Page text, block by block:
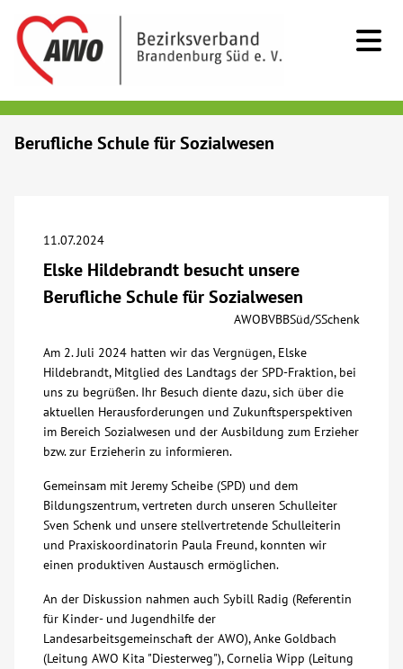
Beratung & Hilfe
Bildung
Über uns
Veranstaltungen
Spenden
Karriere
Berufliche Schule für Sozialwesen
11.07.2024
Elske Hildebrandt besucht unsere
Berufliche Schule für Sozialwesen
AWOBVBBSüd/SSchenk
Am 2. Juli 2024 hatten wir das Vergnügen, Elske
Hildebrandt, Mitglied des Landtags der SPD-Fraktion, bei
uns zu begrüßen. Ihr Besuch diente dazu, sich über die
aktuellen Herausforderungen und Zukunftsperspektiven
im Bereich Sozialwesen und der Ausbildung zum Erzieher
bzw. zur Erzieherin zu informieren.
Gemeinsam mit Jeremy Scheibe (SPD) und dem
Bildungszentrum, vertreten durch unseren Schulleiter
Sven Schenk und unsere stellvertretende Schulleiterin
und Praxiskoordinatorin Paula Freund, konnten wir
einen produktiven Austausch ermöglichen.
An der Diskussion nahmen auch Sybill Radig (Referentin
für Kinder- und Jugendhilfe der
Landesarbeitsgemeinschaft der AWO), Anke Goldbach
(Leitung AWO Kita "Diesterweg"), Cornelia Wipp (Leitung